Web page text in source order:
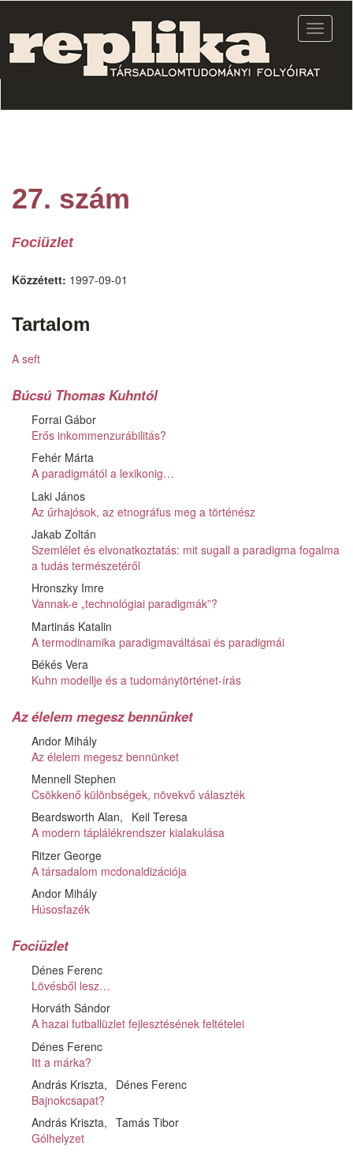
tartalomra
27. szám
Fociüzlet
Közzétett: 1997-09-01
Tartalom
A seft
Búcsú Thomas Kuhntól
Forrai Gábor
Erős inkommenzurábilitás?
Fehér Márta
A paradigmától a lexikonig…
Laki János
Az űrhajósok, az etnográfus meg a történész
Jakab Zoltán
Szemlélet és elvonatkoztatás: mit sugall a paradigma fogalma
a tudás természetéről
Hronszky Imre
Vannak-e „technológiai paradigmák”?
Martinás Katalin
A termodinamika paradigmaváltásai és paradigmái
Békés Vera
Kuhn modellje és a tudománytörténet-írás
Az élelem megesz bennünket
Andor Mihály
Az élelem megesz bennünket
Mennell Stephen
Csökkenő különbségek, növekvő választék
Beardsworth Alan
Keil Teresa
A modern táplálékrendszer kialakulása
Ritzer George
A társadalom mcdonaldizációja
Andor Mihály
Húsosfazék
Fociüzlet
Dénes Ferenc
Lövésből lesz…
Horváth Sándor
A hazai futballüzlet fejlesztésének feltételei
Dénes Ferenc
Itt a márka?
András Kriszta
Dénes Ferenc
Bajnokcsapat?
András Kriszta
Tamás Tibor
Gólhelyzet